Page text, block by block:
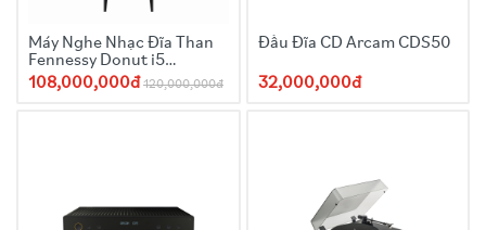
Máy Nghe Nhạc Đĩa Than
Fennessy Donut i5
Langlang’s Music World
108,000,000đ 120,000,000đ
Đầu Đĩa CD Arcam CDS50
32,000,000đ